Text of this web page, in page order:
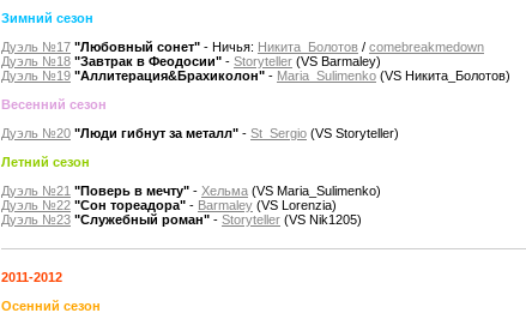
Зимний сезон
Дуэль №17 "Любовный сонет" - Ничья: Никита_Болотов / comebreakmedown
Дуэль №18 "Завтрак в Феодосии" - Storyteller (VS Barmaley)
Дуэль №19 "Аллитерация&Брахиколон" - Maria_Sulimenko (VS Никита_Болотов)
Весенний сезон
Дуэль №20 "Люди гибнут за металл" - St_Sergio (VS Storyteller)
Летний сезон
Дуэль №21 "Поверь в мечту" - Хельма (VS Maria_Sulimenko)
Дуэль №22 "Сон тореадора" - Barmaley (VS Lorenzia)
Дуэль №23 "Служебный роман" - Storyteller (VS Nik1205)
2011-2012
Осенний сезон